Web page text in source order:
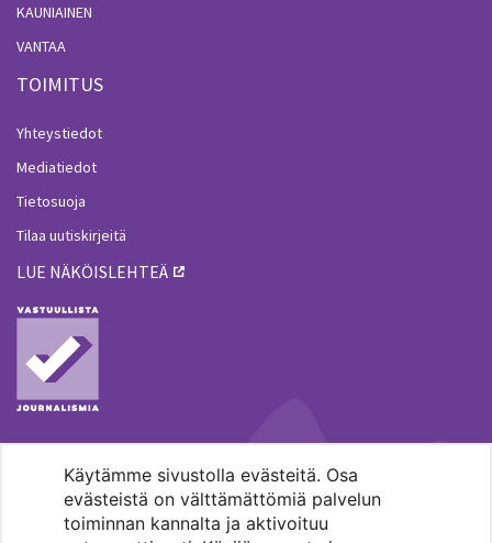
Käytämme sivustolla evästeitä. Osa
evästeistä on välttämättömiä palvelun
toiminnan kannalta ja aktivoituu
KAUNIAINEN
VANTAA
TOIMITUS
Yhteystiedot
Mediatiedot
Tietosuoja
Tilaa uutiskirjeitä
LUE NÄKÖISLEHTEÄ
MENOHAKU